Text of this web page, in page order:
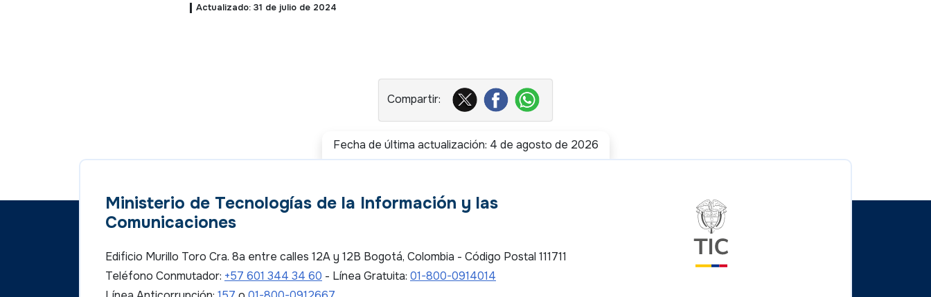
Actualizado: 31 de julio de 2024
Fecha de última actualización: 4 de agosto de 2026
Ministerio de Tecnologías de la Información y las
Comunicaciones
Edificio Murillo Toro Cra. 8a entre calles 12A y 12B Bogotá, Colombia - Código Postal 111711
Teléfono Conmutador: +57 601 344 34 60 - Línea Gratuita: 01-800-0914014